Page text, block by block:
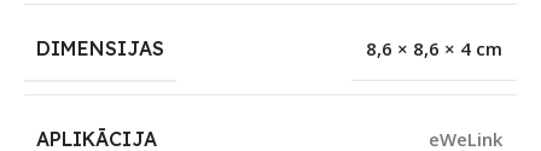
DIMENSIJAS 8,6 × 8,6 × 4 cm
APLIKĀCIJA eWeLink